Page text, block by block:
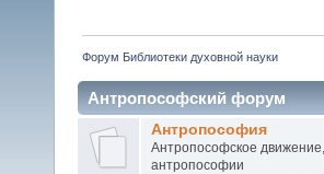
Форум Библиотеки духовной науки
Антропософский форум
Антропософия
Антропософское
антропософии